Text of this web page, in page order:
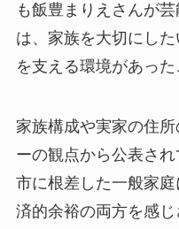
も飯豊まりえさんが
は、家族を大切にし
を支える環境があった
家族構成や実家の住
ーの観点から公表さ
市に根差した一般家
済的余裕の両方を感